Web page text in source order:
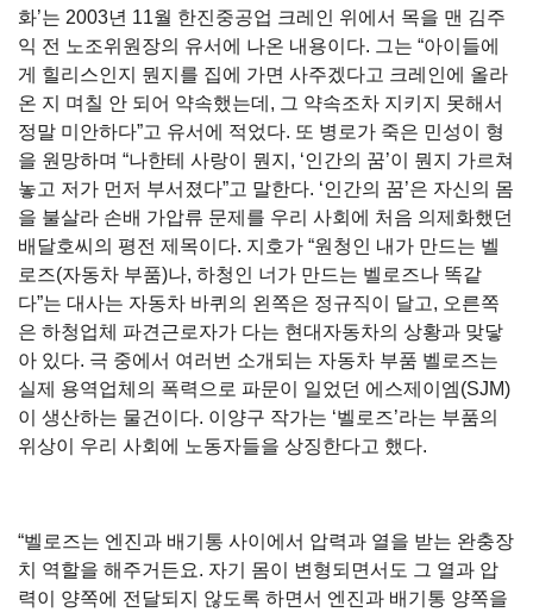
화’는 2003년 11월 한진중공업 크레인 위에서 목을 맨 김주
익 전 노조위원장의 유서에 나온 내용이다. 그는 “아이들에
게 힐리스인지 뭔지를 집에 가면 사주겠다고 크레인에 올라
온 지 며칠 안 되어 약속했는데, 그 약속조차 지키지 못해서
정말 미안하다”고 유서에 적었다. 또 병로가 죽은 민성이 형
을 원망하며 “나한테 사랑이 뭔지, ‘인간의 꿈’이 뭔지 가르쳐
놓고 저가 먼저 부서졌다”고 말한다. ‘인간의 꿈’은 자신의 몸
을 불살라 손배 가압류 문제를 우리 사회에 처음 의제화했던
배달호씨의 평전 제목이다. 지호가 “원청인 내가 만드는 벨
로즈(자동차 부품)나, 하청인 너가 만드는 벨로즈나 똑같
다”는 대사는 자동차 바퀴의 왼쪽은 정규직이 달고, 오른쪽
은 하청업체 파견근로자가 다는 현대자동차의 상황과 맞닿
아 있다. 극 중에서 여러번 소개되는 자동차 부품 벨로즈는
실제 용역업체의 폭력으로 파문이 일었던 에스제이엠(SJM)
이 생산하는 물건이다. 이양구 작가는 ‘벨로즈’라는 부품의
위상이 우리 사회에 노동자들을 상징한다고 했다.
“벨로즈는 엔진과 배기통 사이에서 압력과 열을 받는 완충장
치 역할을 해주거든요. 자기 몸이 변형되면서도 그 열과 압
력이 양쪽에 전달되지 않도록 하면서 엔진과 배기통 양쪽을